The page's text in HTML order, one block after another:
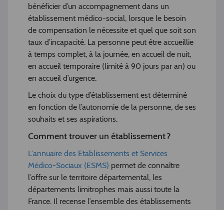
bénéficier d’un accompagnement dans un
établissement médico-social, lorsque le besoin
de compensation le nécessite et quel que soit son
taux d’incapacité. La personne peut être accueillie
à temps complet, à la journée, en accueil de nuit,
en accueil temporaire (limité à 90 jours par an) ou
en accueil d’urgence.
Le choix du type d’établissement est déterminé
en fonction de l’autonomie de la personne, de ses
souhaits et ses aspirations.
Comment trouver un établissement ?
L'annuaire des Etablissements et Services
Médico-Sociaux (ESMS) permet de connaître
l’offre sur le territoire départemental, les
départements limitrophes mais aussi toute la
France. Il recense l’ensemble des établissements